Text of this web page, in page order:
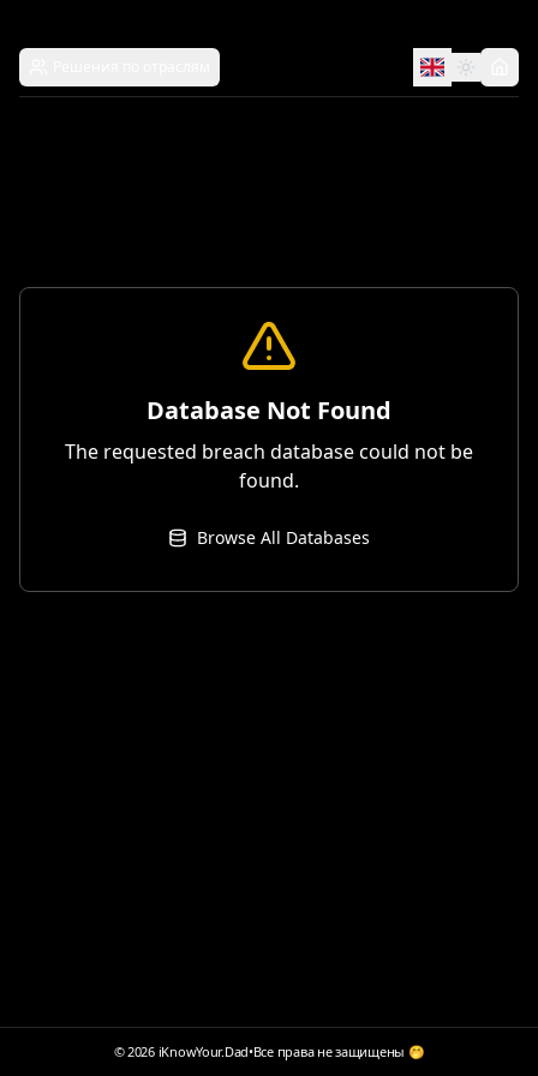
Database Not Found
The requested breach database could not be
found.
Browse All Databases
© 2026 iKnowYour.Dad•Все права не защищены 🤭